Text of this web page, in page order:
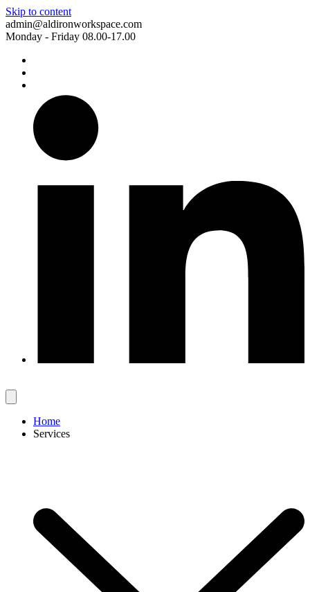
Skip to content
admin@aldironworkspace.com
Monday - Friday 08.00-17.00
Home
Services